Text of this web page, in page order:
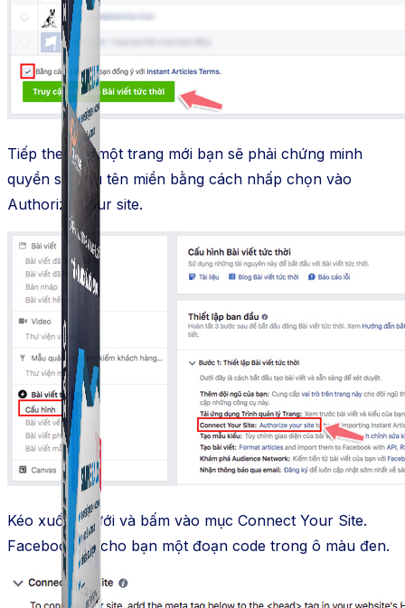
Simple Zalo
Hỗ trợ kết bạn, gửi tin nhắn chăm sóc khách hàng trên
Zalo.
Quét UID Facebook: UID profile, UID group, danh
sách tương tác
Tiếp theo tại một trang mới bạn sẽ phải chứng minh
quyền sở hữu tên miền bằng cách nhấp chọn vào
Authorize your site.
Kéo xuống dưới và bấm vào mục Connect Your Site.
Facebook sẽ cho bạn một đoạn code trong ô màu đen.